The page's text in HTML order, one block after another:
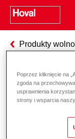
Produkty
Poprzez kliknięcie na
zgoda na
usprawnienia
strony i wsparcia